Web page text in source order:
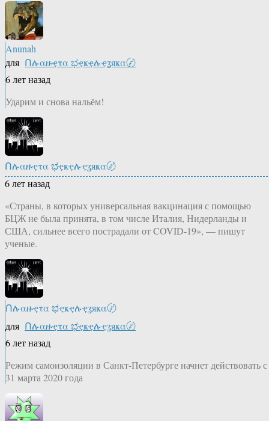
Anunah
для Ոሉαዙҿτα ಭҿҝҿሉҿʓяҝα〄
6 лет назад
Ударим и снова нальём!
Ոሉαዙҿτα ಭҿҝҿሉҿʓяҝα〄
6 лет назад
«Страны, в которых универсальная вакцинация с помощью
БЦЖ не была принята, в том числе Италия, Нидерланды и
США, сильнее всего пострадали от COVID-19», — пишут
ученые.
Ոሉαዙҿτα ಭҿҝҿሉҿʓяҝα〄
для Ոሉαዙҿτα ಭҿҝҿሉҿʓяҝα〄
6 лет назад
Режим самоизоляции в Санкт-Петербурге начнет действовать с
31 марта 2020 года